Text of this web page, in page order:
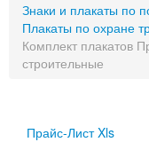
Перезарядка ОП
Перезарядка ОУ
Перезарядка
Знаки и плакаты по
Плакаты по охране
Комплект плакатов
строительные
Прайс-Лист Xls